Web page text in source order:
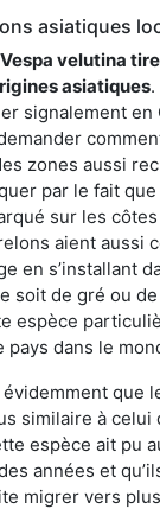
asiatiques
Vespa velutina
asiatiques.
signalement en
zones aussi
par le fait
sur les
aient aussi
en s’installant
soit de gré ou
espèce
dans le
que
similaire à celui
espèce ait pu
années et
migrer vers